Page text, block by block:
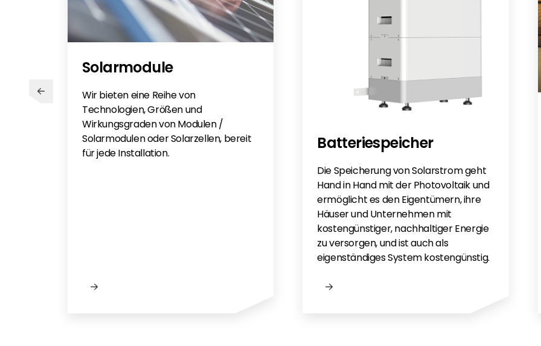
SOLIS_S6-GR1PK-S G99/1-9
Solis Service Sheet
Solis Service Sheet
Solis S6-GR1P(2.5-6)K - DE
Solis Garantiezeitverlängerung via App - DE
Solis Warranty Europe 2025 EN Non UK
Solarmodule
Wir bieten eine Reihe von
Technologien, Größen und
Wirkungsgraden von Modulen /
Solarmodulen oder Solarzellen, bereit
für jede Installation.
Batteriespeicher
Die Speicherung von Solarstrom geht
Hand in Hand mit der Photovoltaik und
ermöglicht es den Eigentümern, ihre
Häuser und Unternehmen mit
kostengünstiger, nachhaltiger Energie
zu versorgen, und ist auch als
eigenständiges System kostengünstig.